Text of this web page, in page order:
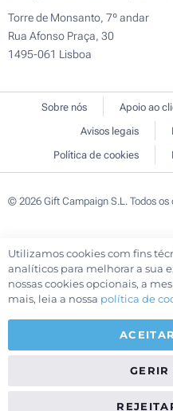
Torre de Monsanto, 7º andar
Rua Afonso Praça, 30
1495-061 Lisboa
Sobre nós Apoio ao
Avisos legais
Política de cookies
© 2026 Gift Campaign S.L. Todos
Utilizamos cookies com fins
analíticos para melhorar a sua
nossas cookies opcionais, a
mais, leia a nossa política de
GERIR